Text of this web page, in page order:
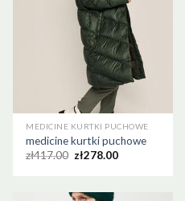
MEDICINE KURTKI PUCHOWE
medicine kurtki puchowe
zł417.00 zł278.00